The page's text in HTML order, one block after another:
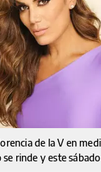
de la V en
rinde y este